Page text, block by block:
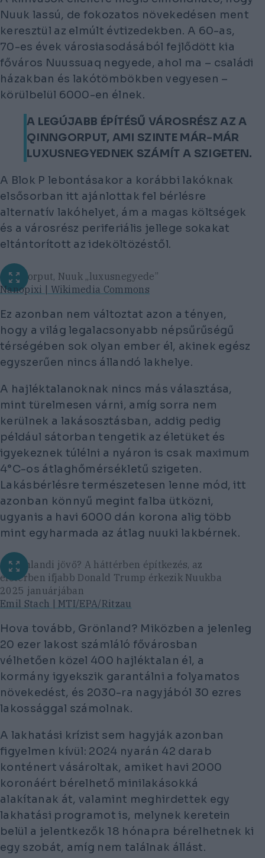
Nuuk lassú, de fokozatos növekedésen ment
keresztül az elmúlt évtizedekben. A 60-as,
70-es évek városiasodásából fejlődött kia
főváros Nuussuaq negyede, ahol ma – családi
házakban és lakótömbökben vegyesen –
körülbelül 6000-en élnek.
A LEGÚJABB ÉPÍTÉSŰ VÁROSRÉSZ AZ A
QINNGORPUT, AMI SZINTE MÁR-MÁR
LUXUSNEGYEDNEK SZÁMÍT A SZIGETEN.
A Blok P lebontásakor a korábbi lakóknak
elsősorban itt ajánlottak fel bérlésre
alternatív lakóhelyet, ám a magas költségek
és a városrész periferiális jellege sokakat
eltántorított az ideköltözéstől.
Qinngorput, Nuuk „luxusnegyede”
Nanopixi | Wikimedia Commons
Ez azonban nem változtat azon a tényen,
hogy a világ legalacsonyabb népsűrűségű
térségében sok olyan ember él, akinek egész
egyszerűen nincs állandó lakhelye.
A hajléktalanoknak nincs más választása,
mint türelmesen várni, amíg sorra nem
kerülnek a lakásosztásban, addig pedig
például sátorban tengetik az életüket és
igyekeznek túlélni a nyáron is csak maximum
4°C-os átlaghőmérsékletű szigeten.
Lakásbérlésre természetesen lenne mód, itt
azonban könnyű megint falba ütközni,
ugyanis a havi 6000 dán korona alig több
mint egyharmada az átlag nuuki lakbérnek.
A grönlandi jövő? A háttérben építkezés, az
előtérben ifjabb Donald Trump érkezik Nuukba
2025 januárjában
Emil Stach | MTI/EPA/Ritzau
Hova tovább, Grönland? Miközben a jelenleg
20 ezer lakost számláló fővárosban
vélhetően közel 400 hajléktalan él, a
kormány igyekszik garantálni a folyamatos
növekedést, és 2030-ra nagyjából 30 ezres
lakossággal számolnak.
A lakhatási krízist sem hagyják azonban
figyelmen kívül: 2024 nyarán 42 darab
konténert vásároltak, amiket havi 2000
koronáért bérelhető minilakásokká
alakítanak át, valamint meghirdettek egy
lakhatási programot is, melynek keretein
belül a jelentkezők 18 hónapra bérelhetnek ki
egy szobát, amíg nem találnak állást.